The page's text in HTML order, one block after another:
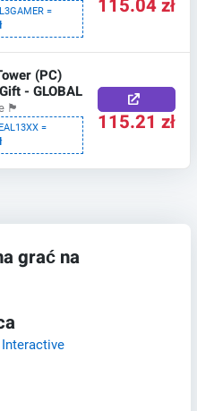
=
115.04 zł
(PC)
- GLOBAL
🏴
=
115.21 zł
grać na